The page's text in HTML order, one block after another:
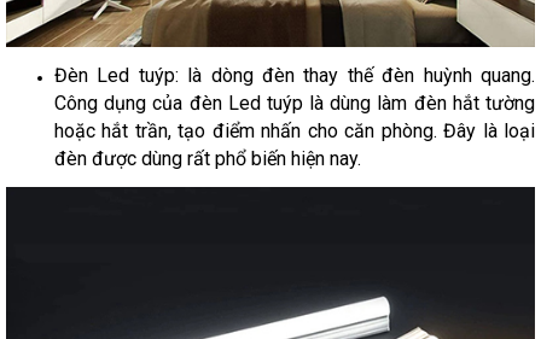
Đèn Led tuýp: là dòng đèn thay thế đèn huỳnh quang.
Công dụng của đèn Led tuýp là dùng làm đèn hắt tường
hoặc hắt trần, tạo điểm nhấn cho căn phòng. Đây là loại
đèn được dùng rất phổ biến hiện nay.